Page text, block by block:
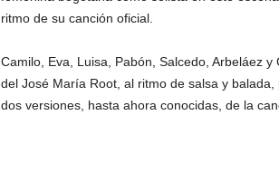
ritmo de su canción oficial.
Camilo, Eva, Luisa, Pabón, Salcedo, Arbeláez
del José María Root, al ritmo de salsa y
dos versiones, hasta ahora conocidas, de la